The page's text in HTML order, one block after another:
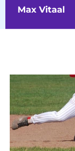
Max Vitaal